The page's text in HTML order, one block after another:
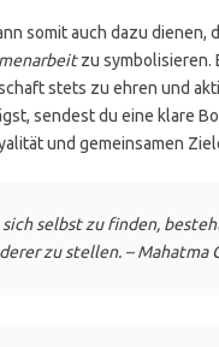
somit auch dazu dienen,
zu symbolisieren.
stets zu ehren und
sendest du eine klare
und gemeinsamen
selbst zu finden,
zu stellen. – Mahatma